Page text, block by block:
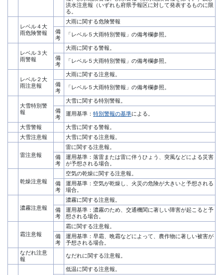
洪水注意報（いずれも府県予報区に対して発表するものに限
る。
レベル４大
雨危険警報
大雨に関する危険警報
備
考
「レベル５大雨特別警報」の備考欄参照。
レベル３大
雨警報
大雨に関する警報。
備
考
「レベル５大雨特別警報」の備考欄参照。
レベル２大
雨注意報
大雨に関する注意報。
備
考
「レベル５大雨特別警報」の備考欄参照。
大雪特別警
報
大雪に関する特別警報。
備
考
運用基準： 特別警報の基準による。
大雪警報
大雪に関する警報。
大雪注意報
大雪に関する注意報。
雷注意報
雷に関する注意報。
備
考
運用基準：落雷または雷に伴うひょう、突風などによる災害
が予想される場合。
乾燥注意報
空気の乾燥に関する注意報。
備
考
運用基準：空気が乾燥し、火災の危険が大きいと予想される
場合。
濃霧注意報
濃霧に関する注意報。
備
考
運用基準：濃霧のため、交通機関に著しい障害が起こると予
想される場合。
霜注意報
霜に関する注意報。
備
考
運用基準：早霜、晩霜などによって、農作物に著しい被害が
予想される場合。
なだれ注意
報
なだれに関する注意報。
低温に関する注意報。